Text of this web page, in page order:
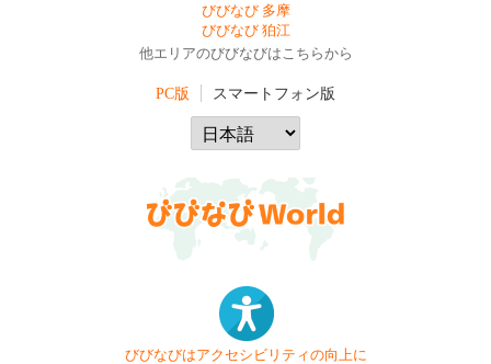
びびなび 多摩
びびなび 狛江
他エリアのびびなびはこちらから
PC版 スマートフォン版
びびなびはアクセシビリティの向上に